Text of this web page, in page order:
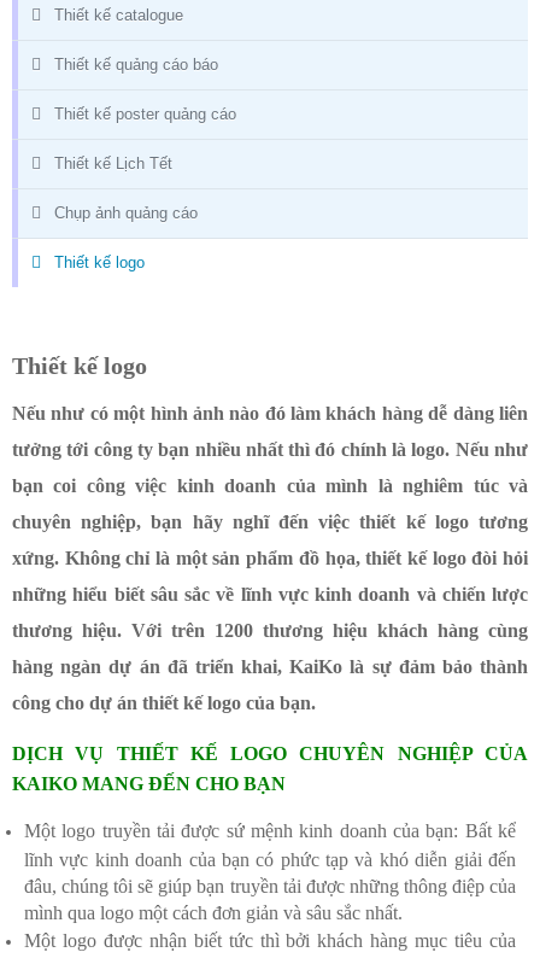
Thiết kế catalogue
Thiết kế quảng cáo báo
Thiết kế poster quảng cáo
Thiết kế Lịch Tết
Chụp ảnh quảng cáo
Thiết kế logo
Thiết kế logo
Nếu như có một hình ảnh nào đó làm khách hàng dễ dàng liên
tưởng tới công ty bạn nhiều nhất thì đó chính là logo. Nếu như
bạn coi công việc kinh doanh của mình là nghiêm túc và
chuyên nghiệp, bạn hãy nghĩ đến việc thiết kế logo tương
xứng. Không chỉ là một sản phẩm đồ họa, thiết kế logo đòi hỏi
những hiểu biết sâu sắc về lĩnh vực kinh doanh và chiến lược
thương hiệu. Với trên 1200 thương hiệu khách hàng cùng
hàng ngàn dự án đã triển khai, KaiKo là sự đảm bảo thành
công cho dự án thiết kế logo của bạn.
DỊCH VỤ THIẾT KẾ LOGO CHUYÊN NGHIỆP CỦA
KAIKO MANG ĐẾN CHO BẠN
Một logo truyền tải được sứ mệnh kinh doanh của bạn: Bất kể
lĩnh vực kinh doanh của bạn có phức tạp và khó diễn giải đến
đâu, chúng tôi sẽ giúp bạn truyền tải được những thông điệp của
mình qua logo một cách đơn giản và sâu sắc nhất.
Một logo được nhận biết tức thì bởi khách hàng mục tiêu của